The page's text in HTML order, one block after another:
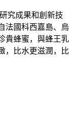
究成果和創新技
法國科西嘉島、烏
貴蜂蜜，與蜂王乳
，比水更滋潤，比